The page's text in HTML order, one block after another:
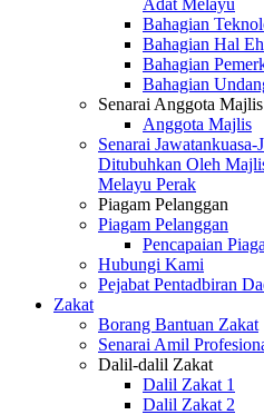
Bahagian
Bahagian Hal
Bahagian
Bahagian
Senarai Anggota Majlis
Anggota Majlis
Senarai
Ditubuhkan Oleh
Melayu Perak
Piagam Pelanggan
Piagam Pelanggan
Pencapaian
Hubungi Kami
Pejabat Pentadbiran
Zakat
Borang Bantuan Zakat
Senarai Amil
Dalil-dalil Zakat
Dalil Zakat 1
Dalil Zakat 2